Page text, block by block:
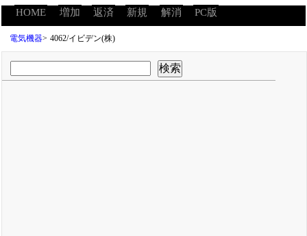
HOME 増加 返済 新規 解消 PC版
電気機器> 4062/イビデン(株)